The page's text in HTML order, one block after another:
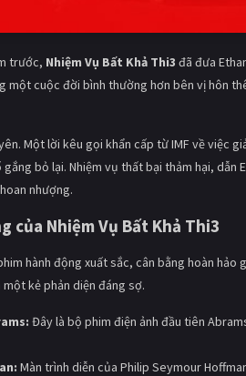
trước, Nhiệm Vụ Bất Khả Thi3 đã đưa
một cuộc đời bình thường hơn bên vị hôn
Một lời kêu gọi khẩn cấp từ IMF về việc
bỏ lại. Nhiệm vụ thất bại thảm hại,
nhượng.
của Nhiệm Vụ Bất Khả Thi3
hành động xuất sắc, cân bằng hoàn
kẻ phản diện đáng sợ.
Đây là bộ phim điện ảnh đầu tiên
Màn trình diễn của Philip Seymour